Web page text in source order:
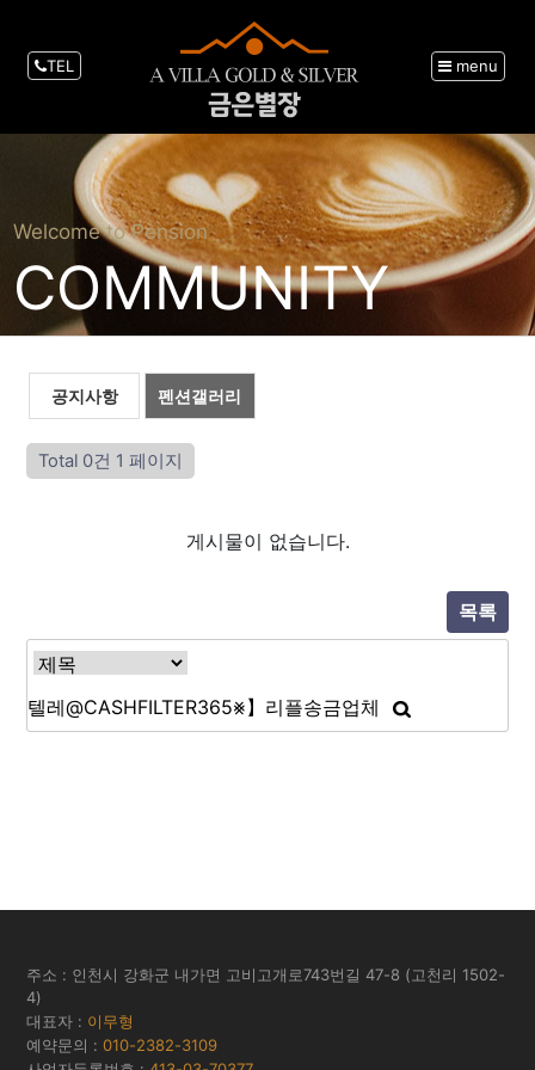
TEL menu
Welcome to Pension
COMMUNITY
공지사항 펜션갤러리
Total 0건 1 페이지
게시물이 없습니다.
목록
주소 : 인천시 강화군 내가면 고비고개로743번길 47-8 (고천리 1502-
4)
대표자 : 이무형
예약문의 :010-2382-3109